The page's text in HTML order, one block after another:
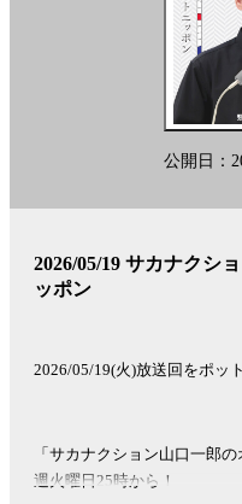
公開日：
2026/05/19 サカナクシ
ッポン
2026/05/19(火)放送回をポッ
「サカナクション山口一郎
週火曜日25時から！